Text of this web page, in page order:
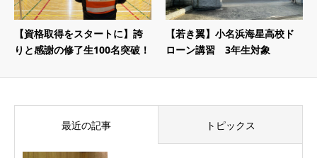
【資格取得をスタートに】誇
りと感謝の修了生100名突破！
【若き翼】小名浜海星高校ド
ローン講習 3年生対象
最近の記事 トピックス